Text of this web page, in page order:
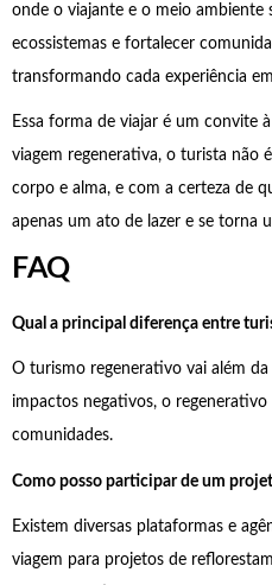
onde o viajante e o meio ambiente
ecossistemas e fortalecer
transformando cada experiência
Essa forma de viajar é um convite
viagem regenerativa, o turista não
corpo e alma, e com a certeza de
apenas um ato de lazer e se torna
FAQ
Qual a principal diferença entre
O turismo regenerativo vai além
impactos negativos, o
comunidades.
Como posso participar de um
Existem diversas plataformas e
viagem para projetos de